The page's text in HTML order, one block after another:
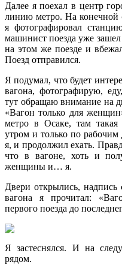
Далее я поехал в центр
линию метро. На конечной
я фотографировал
машинист поезда уже
на этом же поезде и
Поезд отправился.
Я подумал, что будет
вагона, фотографирую,
тут обращаю внимание на
«Вагон только для
метро в Осаке, там
утром и только по
я, и продолжил ехать.
что в вагоне, хоть и
женщины и… я.
Двери открылись, надпись
вагона я прочитал:
первого поезда до
Я застеснялся. И на
рядом.